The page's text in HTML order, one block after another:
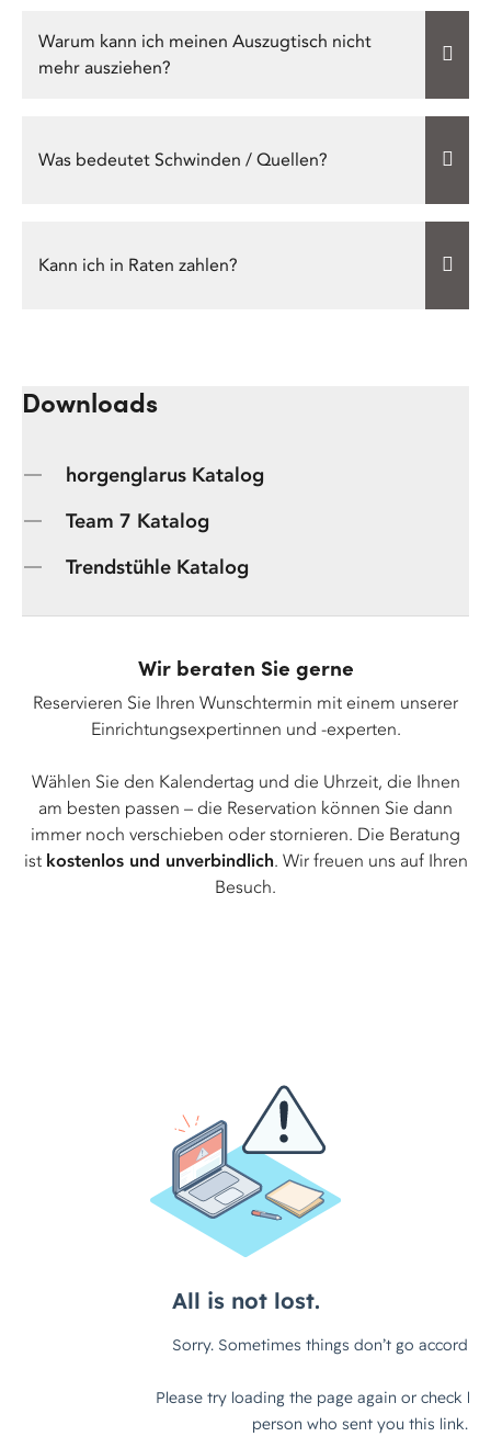
Warum kann ich meinen Auszugtisch nicht
mehr ausziehen?
Was bedeutet Schwinden / Quellen?
Kann ich in Raten zahlen?
Downloads
horgenglarus Katalog
Team 7 Katalog
Trendstühle Katalog
Wir beraten Sie gerne
Reservieren Sie Ihren Wunschtermin mit einem unserer
Einrichtungsexpertinnen und -experten.
Wählen Sie den Kalendertag und die Uhrzeit, die Ihnen
am besten passen – die Reservation können Sie dann
immer noch verschieben oder stornieren. Die Beratung
ist kostenlos und unverbindlich. Wir freuen uns auf Ihren
Besuch.